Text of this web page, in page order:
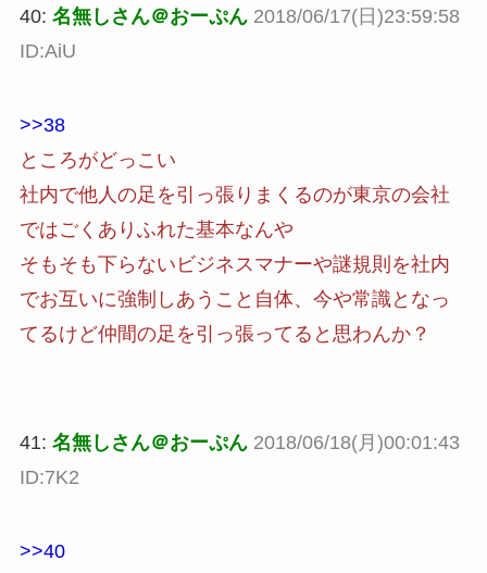
40: 名無しさん＠おーぷん 2018/06/17(日)23:59:58
ID:AiU
>>38
ところがどっこい
社内で他人の足を引っ張りまくるのが東京の会社
ではごくありふれた基本なんや
そもそも下らないビジネスマナーや謎規則を社内
でお互いに強制しあうこと自体、今や常識となっ
てるけど仲間の足を引っ張ってると思わんか？
41: 名無しさん＠おーぷん 2018/06/18(月)00:01:43
ID:7K2
>>40